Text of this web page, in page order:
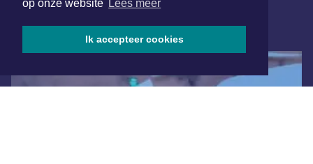
op onze website Lees meer
Ik accepteer cookies
ONLINE DAGBLADEN